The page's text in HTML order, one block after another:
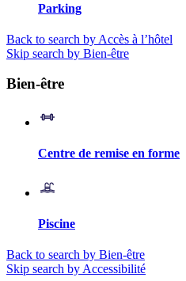
Parking
Back to search by Accès à l’hôtel
Skip search by Bien-être
Bien-être
Centre de remise en forme
Piscine
Back to search by Bien-être
Skip search by Accessibilité